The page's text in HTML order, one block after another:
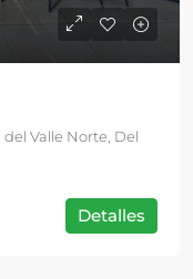
del Valle Norte, Del
Detalles